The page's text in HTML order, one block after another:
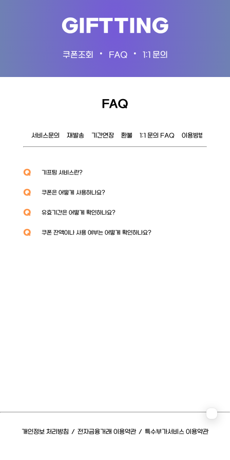
GIFTTING
쿠폰조회 • FAQ • 1:1 문의
FAQ
서비스문의 재발송 기간연장 환불 1:1 문의 FAQ 이용방법
Q 기프팅 서비스란?
Q 쿠폰은 어떻게 사용하나요?
Q 유효기간은 어떻게 확인하나요?
Q 쿠폰 잔액이나 사용 여부는 어떻게 확인하나요?
개인정보 처리방침 / 전자금융거래 이용약관 / 특수부가서비스 이용약관